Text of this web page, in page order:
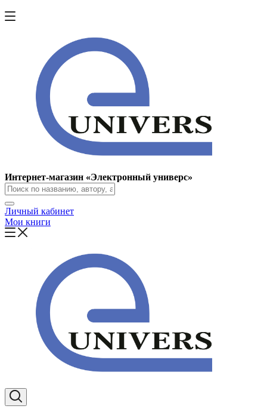
Интернет-магазин «Электронный универс»
Личный кабинет
Мои книги